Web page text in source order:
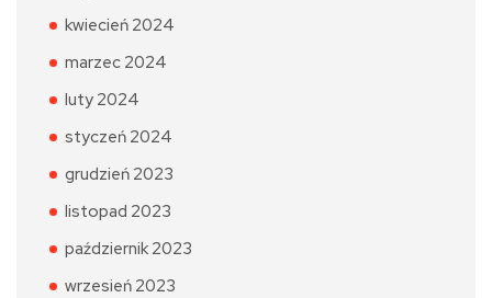
kwiecień 2024
marzec 2024
luty 2024
styczeń 2024
grudzień 2023
listopad 2023
październik 2023
wrzesień 2023